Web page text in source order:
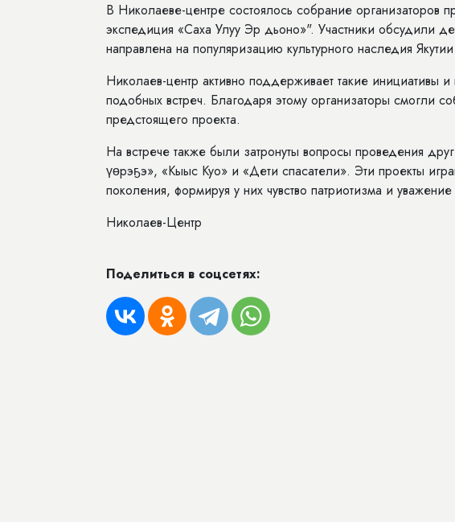
В Николаеве-центре состоялось собрание организаторов
экспедиция «Саха Улуу Эр дьоно»". Участники обсудили
направлена на популяризацию культурного наследия
Николаев-центр активно поддерживает такие инициативы
подобных встреч. Благодаря этому организаторы смогли
предстоящего проекта.
На встрече также были затронуты вопросы проведения
үөрэҕэ», «Кыыс Куо» и «Дети спасатели». Эти проекты
поколения, формируя у них чувство патриотизма и
Николаев-Центр
Поделиться в соцсетях: